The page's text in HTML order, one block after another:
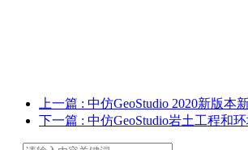
上一篇 : 中仿GeoStudio 2020新版本
下一篇 : 中仿GeoStudio岩土工程和